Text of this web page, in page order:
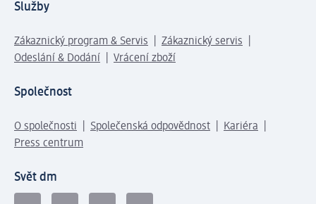
Služby
Zákaznický program & Servis
Zákaznický servis
Odeslání & Dodání
Vrácení zboží
Společnost
O společnosti Společenská odpovědnost
Kariéra
Press centrum
Svět dm